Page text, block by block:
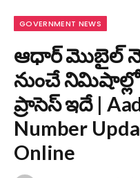
GOVERNMENT NEWS
ఆధార్ మొబైల్
నుంచే నిమిషాల్లో
ప్రాసెస్ ఇదే |
Number
Online